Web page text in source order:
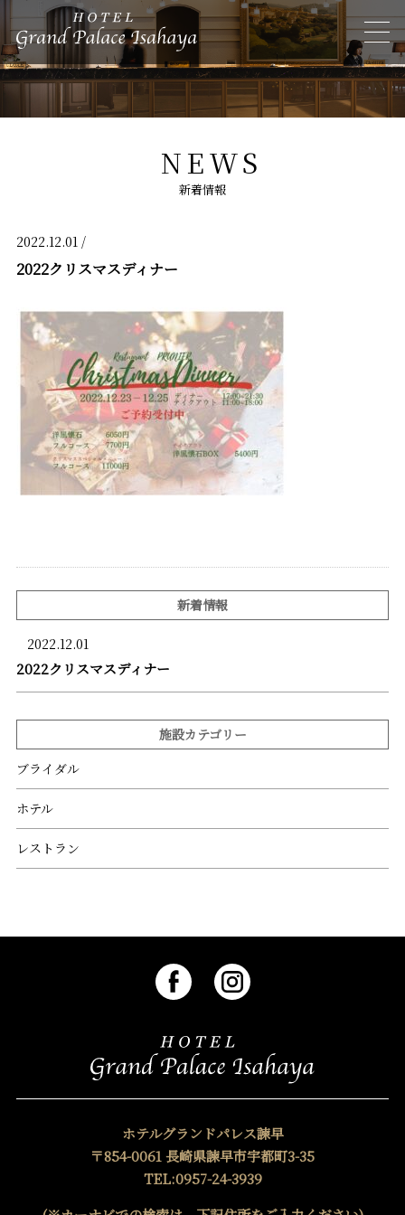
NEWS
新着情報
2022.12.01 /
2022クリスマスディナー
新着情報
2022.12.01
2022クリスマスディナー
施設カテゴリー
ブライダル
ホテル
レストラン
ホテルグランドパレス諫早
〒854-0061 長崎県諫早市宇都町3-35
TEL:0957-24-3939